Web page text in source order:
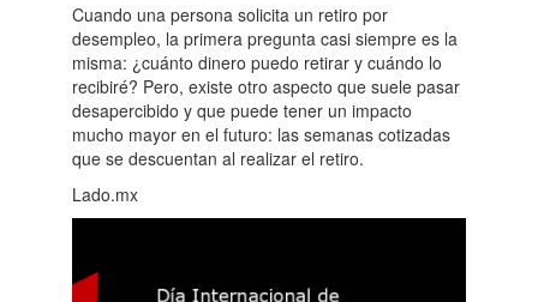
Cuando una persona solicita un retiro por
desempleo, la primera pregunta casi siempre es la
misma: ¿cuánto dinero puedo retirar y cuándo lo
recibiré? Pero, existe otro aspecto que suele pasar
desapercibido y que puede tener un impacto
mucho mayor en el futuro: las semanas cotizadas
que se descuentan al realizar el retiro.
Lado.mx